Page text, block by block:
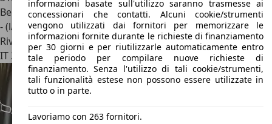
Benzina
- (l/100 km)
Rivenditore
IT 37139Verona - Vr
informazioni basate sull'utilizzo saranno trasmesse ai
concessionari che contatti. Alcuni cookie/strumenti
vengono utilizzati dai fornitori per memorizzare le
informazioni fornite durante le richieste di finanziamento
per 30 giorni e per riutilizzarle automaticamente entro
tale periodo per compilare nuove richieste di
finanziamento. Senza l'utilizzo di tali cookie/strumenti,
tali funzionalità estese non possono essere utilizzate in
tutto o in parte.
Lavoriamo con 263 fornitori.